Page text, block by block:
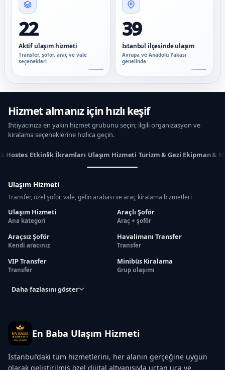
22
Aktif ulaşım hizmeti
Transfer, şoför, araç ve vale
seçenekleri
39
İstanbul ilçesinde ulaşım
Avrupa ve Anadolu Yakası
genelinde
Hizmet almanız için hızlı keşif
İhtiyacınıza en yakın hizmet grubunu seçin; ilgili organizasyon ve
kiralama seçeneklerine hızlıca geçin.
Hostes Etkinlik İkramları Ulaşım Hizmeti Turizm & Gezi Ekipman &
Ulaşım Hizmeti
Transfer, özel şoför, vale, gelin arabası ve araç kiralama hizmetleri
Ulaşım Hizmeti
Ana kategori
Araçlı Şoför
Araç + şoför
Araçsız Şoför
Kendi aracınız
Havalimanı Transfer
Transfer
VIP Transfer
Transfer
Minibüs Kiralama
Grup ulaşımı
Daha fazlasını göster
En Baba Ulaşım Hizmeti
İstanbul’daki tüm hizmetlerini, her alanın gerçeğine uygun
olarak geliştirilmiş özel dijital altyapısıyla uçtan uca ve